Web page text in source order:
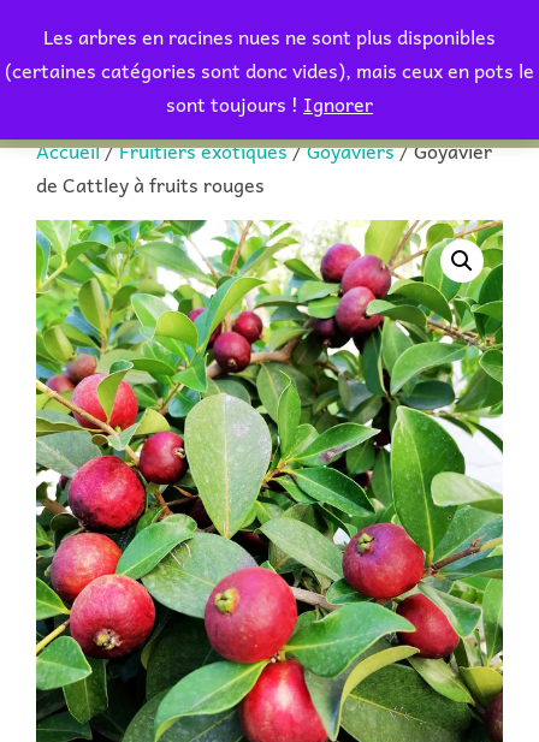
Les arbres en racines nues ne sont plus disponibles
(certaines catégories sont donc vides), mais ceux en pots le
sont toujours ! Ignorer
contenu
Rechercher :
Accueil/Fruitiers exotiques/Goyaviers/ Goyavier
de Cattley à fruits rouges